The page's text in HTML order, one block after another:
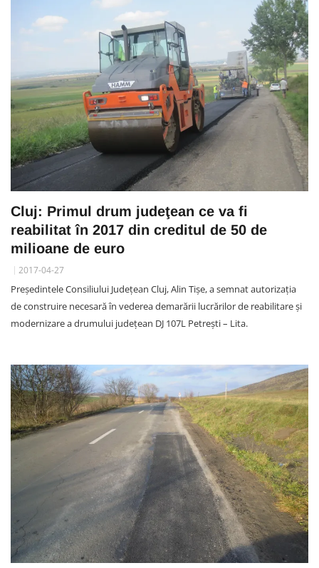
Cluj: Primul drum judeţean ce va fi
reabilitat în 2017 din creditul de 50 de
milioane de euro
2017-04-27
Preşedintele Consiliului Judeţean Cluj, Alin Tişe, a semnat autorizaţia
de construire necesară în vederea demarării lucrărilor de reabilitare şi
modernizare a drumului judeţean DJ 107L Petreşti – Lita.